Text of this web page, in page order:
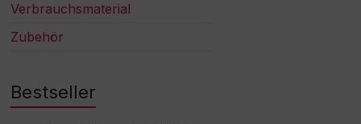
Verbrauchsmaterial
Zubehör
Bestseller